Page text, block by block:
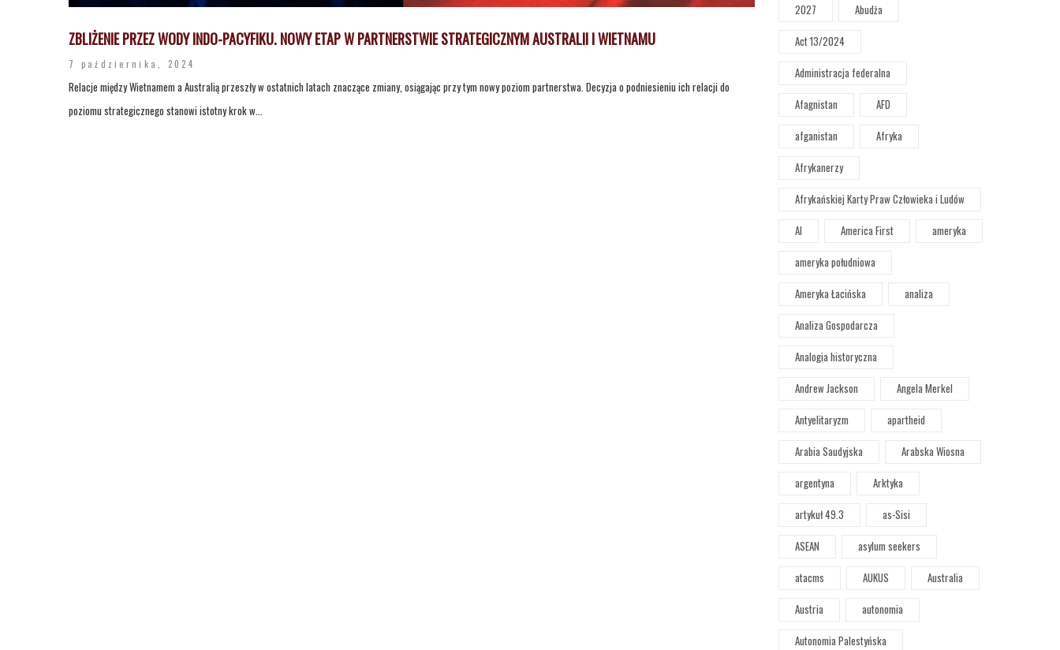
ZBLIŻENIE PRZEZ WODY INDO-PACYFIKU. NOWY ETAP W PARTNERSTWIE STRATEGICZNYM AUSTRALII I WIETNAMU
7 października, 2024
Relacje między Wietnamem a Australią przeszły w ostatnich latach znaczące zmiany, osiągając przy tym nowy poziom partnerstwa. Decyzja o podniesieniu ich relacji do
poziomu strategicznego stanowi istotny krok w...
2027
Abudża
Act 13/2024
Administracja federalna
Afagnistan
AFD
afganistan
Afryka
Afrykanerzy
Afrykańskiej Karty Praw Człowieka i Ludów
AI
America First
ameryka
ameryka południowa
Ameryka Łacińska
analiza
Analiza Gospodarcza
Analogia historyczna
Andrew Jackson
Angela Merkel
Antyelitaryzm
apartheid
Arabia Saudyjska
Arabska Wiosna
argentyna
Arktyka
artykuł 49.3
as-Sisi
ASEAN
asylum seekers
atacms
AUKUS
Australia
Austria
autonomia
Autonomia Palestyńska